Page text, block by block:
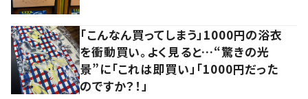
「こんなん買ってしまう」1000円の浴衣
を衝動買い。よく見ると…“驚きの光
景”に「これは即買い」「1000円だった
のですか？！」